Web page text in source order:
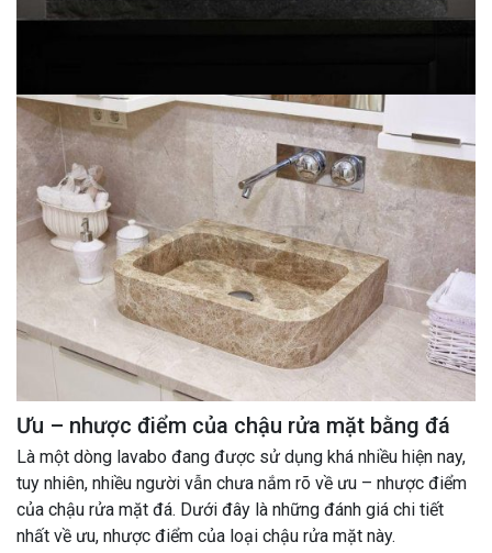
Ưu – nhược điểm của chậu rửa mặt bằng đá
Là một dòng lavabo đang được sử dụng khá nhiều hiện nay,
tuy nhiên, nhiều người vẫn chưa nắm rõ về ưu – nhược điểm
của chậu rửa mặt đá. Dưới đây là những đánh giá chi tiết
nhất về ưu, nhược điểm của loại chậu rửa mặt này.